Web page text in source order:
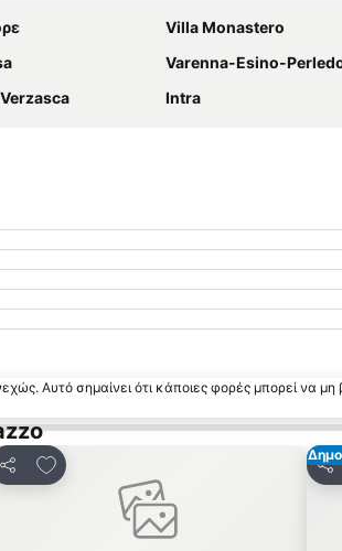
Villa Monastero
Varenna-Esino-
Intra
Αυτό σημαίνει ότι κάποιες φορές μπορεί να μη
Κοινοποίηση
Προσθήκη στα αγαπημένα